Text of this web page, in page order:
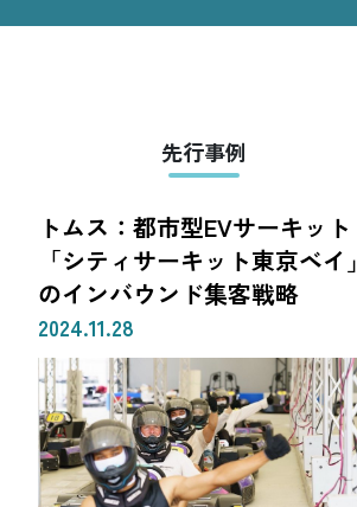
先行事例
トムス：都市型EVサーキット
「シティサーキット東京ベイ」
のインバウンド集客戦略
2024.11.28